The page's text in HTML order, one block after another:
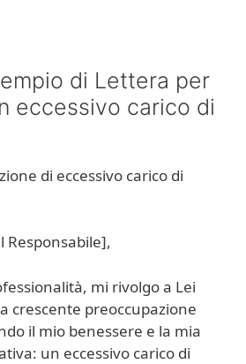
di Lettera per
eccessivo carico di
di eccessivo carico di
Responsabile],
mi rivolgo a Lei
crescente preoccupazione
il mio benessere e la mia
un eccessivo carico di